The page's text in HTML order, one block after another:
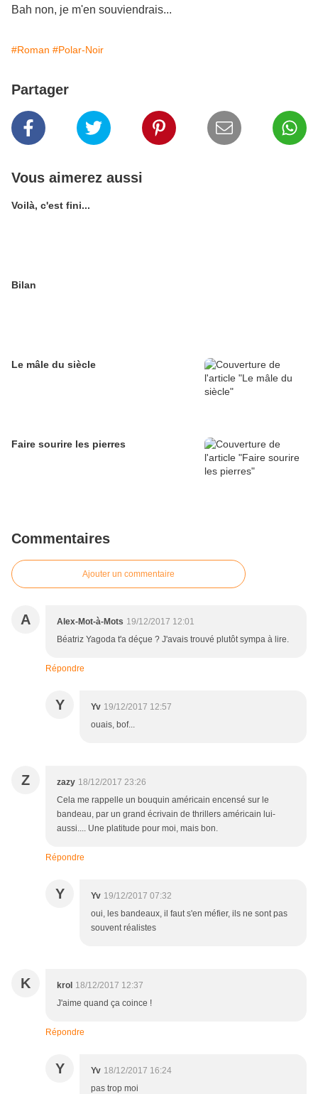
Bah non, je m'en souviendrais...
#Roman #Polar-Noir
Partager
Vous aimerez aussi
Voilà, c'est fini...
Bilan
Le mâle du siècle
Faire sourire les pierres
Commentaires
Ajouter un commentaire
A Alex-Mot-à-Mots 19/12/2017 12:01
Béatriz Yagoda t'a déçue ? J'avais trouvé plutôt sympa à lire.
Répondre
Y Yv 19/12/2017 12:57
ouais, bof...
Z zazy 18/12/2017 23:26
Cela me rappelle un bouquin américain encensé sur le
bandeau, par un grand écrivain de thrillers américain lui-
aussi.... Une platitude pour moi, mais bon.
Répondre
Y Yv 19/12/2017 07:32
oui, les bandeaux, il faut s'en méfier, ils ne sont pas
souvent réalistes
K krol 18/12/2017 12:37
J'aime quand ça coince !
Répondre
Y Yv 18/12/2017 16:24
pas trop moi